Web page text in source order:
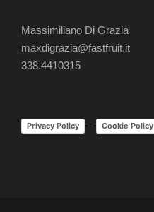
Massimiliano Di Grazia
maxdigrazia@fastfruit.it
338.4410315
Privacy Policy – Cookie Policy